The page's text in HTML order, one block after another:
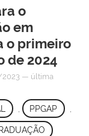
o
em
o primeiro
de 2024
— última
PPGAP